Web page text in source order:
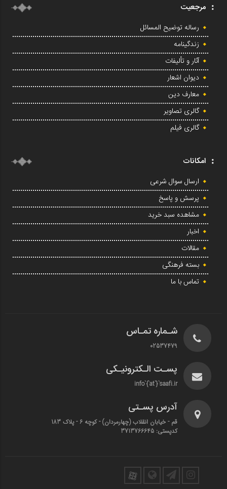
مرجعیت
رساله توضیح المسائل
زندگینامه
آثار و تألیفات
دیوان اشعار
معارف دین
گالری تصاویر
گالری فیلم
امکانات
ارسال سوال شرعی
پرسش و پاسخ
مشاهده سبد خرید
اخبار
مقالات
بسته فرهنگی
تماس با ما
شـماره تمـاس
02537479
پسـت الـکترونیـکی
info`{`at`}`saafi.ir
آدرس پسـتی
قم - خیابان انقلاب (چهارمردان)‌ - کوچه 6 - پلاک 183
کدپستی: 3713766645